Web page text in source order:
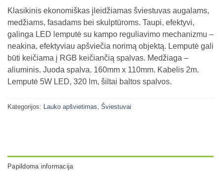
Klasikinis ekonomiškas įleidžiamas šviestuvas augalams,
medžiams, fasadams bei skulptūroms. Taupi, efektyvi,
galinga LED lemputė su kampo reguliavimo mechanizmu –
neakina, efektyviau apšviečia norimą objektą. Lemputė gali
būti keičiama į RGB keičiančią spalvas. Medžiaga –
aliuminis. Juoda spalva. 160mm x 110mm. Kabelis 2m.
Lemputė 5W LED, 320 lm, šiltai baltos spalvos.
Kategorijos: Lauko apšvietimas Šviestuvai
Papildoma informacija